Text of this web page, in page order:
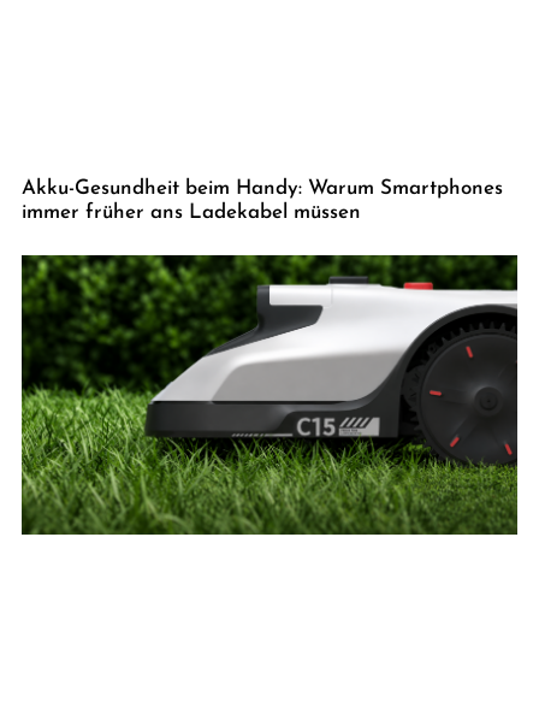
Akku-Gesundheit beim Handy: Warum Smartphones
immer früher ans Ladekabel müssen